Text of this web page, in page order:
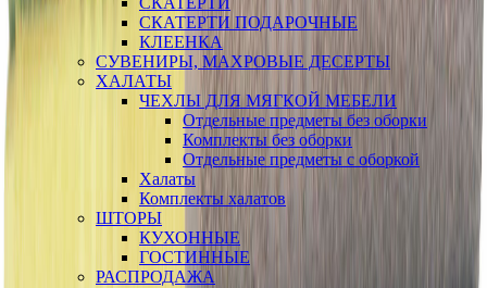
СКАТЕРТИ ПОДАРОЧНЫЕ
КЛЕЕНКА
СУВЕНИРЫ, МАХРОВЫЕ ДЕСЕРТЫ
ХАЛАТЫ
ЧЕХЛЫ ДЛЯ МЯГКОЙ МЕБЕЛИ
Отдельные предметы без оборки
Комплекты без оборки
Отдельные предметы с оборкой
Халаты
Комплекты халатов
ШТОРЫ
КУХОННЫЕ
ГОСТИННЫЕ
РАСПРОДАЖА